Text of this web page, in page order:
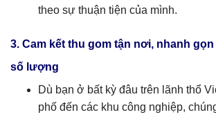
theo sự thuận tiện của mình.
3. Cam kết thu gom tận nơi, nhanh
số lượng
Dù bạn ở bất kỳ đâu trên lãnh thổ
phố đến các khu công nghiệp,